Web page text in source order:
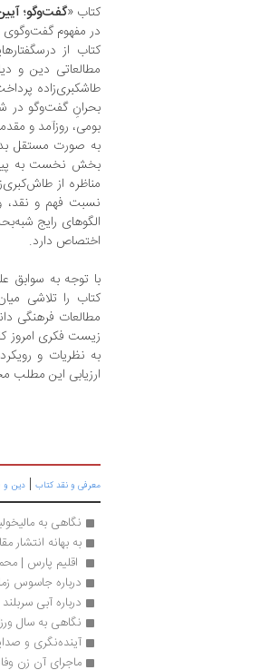
کتاب «گفت‌وگو؛
در مفهوم گفت‌وگوی
کتاب از
مطالعاتی دین و
طاشکبری‌زاده
بحرانِ گفت‌وگو در
بومی، روزآمد و
به ‌صورت مستقل
بخش نخست به
مناظره از
نسبت فهم و
الگوهای رایج
اختصاص دارد.
با توجه به سوابق
کتاب را تلاشی
مطالعات فرهنگی
زیست فکری امروز
به نظریات و
ارزیابی این مطلب
معرفی و نقد کتاب | دین و
نگاهی به
به بهانه
اقلیم پارس |
درباره جاسوس
درباره آبی
نگاهی به سال
آینده‌نگری و
ماجرای آن زن